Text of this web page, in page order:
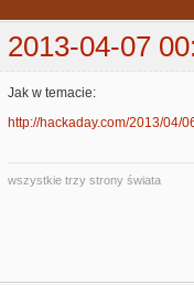
2013-04-07
Jak w temacie:
http://hackaday.com/2013/04/
wszystkie trzy strony świata